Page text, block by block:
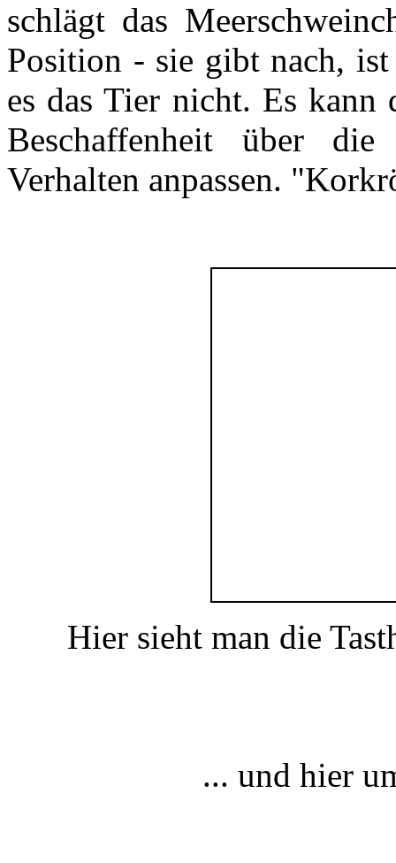
schlägt das
Position - sie gibt nach,
es das Tier nicht. Es kann
Beschaffenheit über
Verhalten anpassen.
Hier sieht man die
... und hier